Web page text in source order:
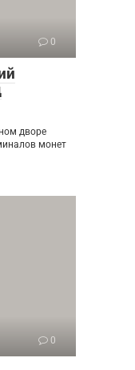
0
дворе
монет
0